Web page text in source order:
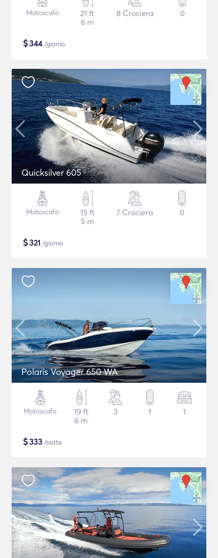
Motoscafo
21 ft
6 m
8 Crociera 0
$344/giorno
Quicksilver 605
Motoscafo
15 ft
5 m
7 Crociera 0
$321 /giorno
Polaris Voyager 650 WA
Motoscafo
19 ft
6 m
3 1 1
$333 /notte